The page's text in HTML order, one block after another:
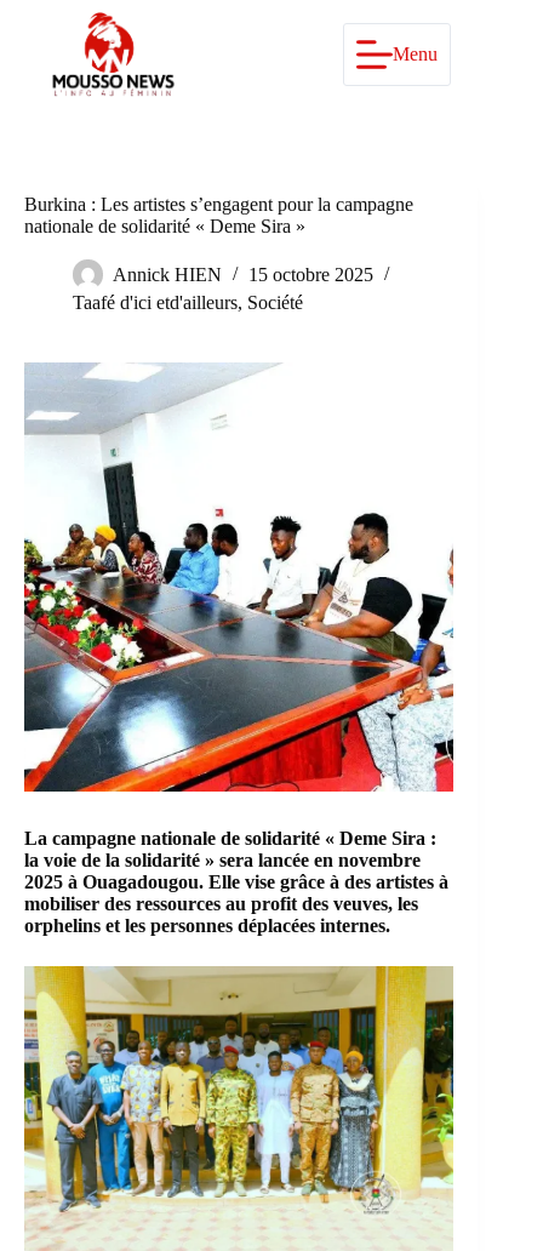
Menu
Burkina : Les artistes s’engagent pour la campagne
nationale de solidarité « Deme Sira »
Annick HIEN
15 octobre 2025
Taafé d'ici etd'ailleurs, Société
La campagne nationale de solidarité « Deme Sira :
la voie de la solidarité » sera lancée en novembre
2025 à Ouagadougou. Elle vise grâce à des artistes à
mobiliser des ressources au profit des veuves, les
orphelins et les personnes déplacées internes.